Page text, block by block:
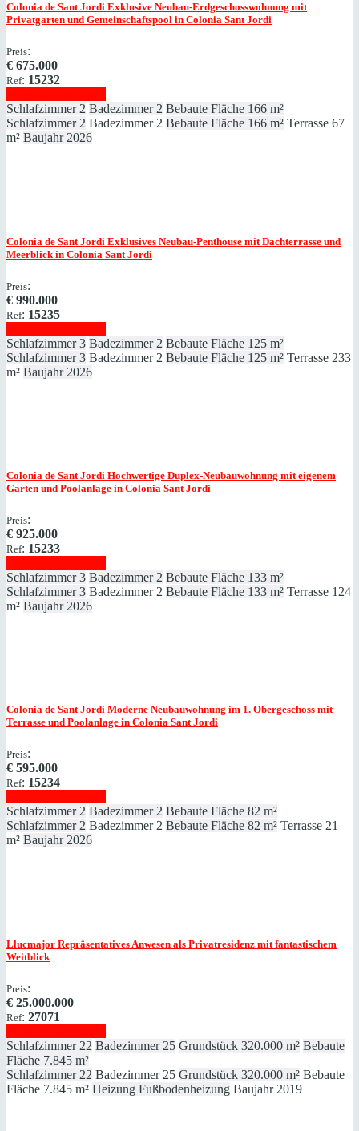
Colonia de Sant Jordi Exklusive Neubau-Erdgeschosswohnung mit
Privatgarten und Gemeinschaftspool in Colonia Sant Jordi
Preis:
€ 675.000
Ref: 15232
Schlafzimmer 2 Badezimmer 2 Bebaute Fläche 166 m²
Schlafzimmer 2 Badezimmer 2 Bebaute Fläche 166 m² Terrasse 67
m² Baujahr 2026
Colonia de Sant Jordi Exklusives Neubau-Penthouse mit Dachterrasse und
Meerblick in Colonia Sant Jordi
Preis:
€ 990.000
Ref: 15235
Schlafzimmer 3 Badezimmer 2 Bebaute Fläche 125 m²
Schlafzimmer 3 Badezimmer 2 Bebaute Fläche 125 m² Terrasse 233
m² Baujahr 2026
Colonia de Sant Jordi Hochwertige Duplex-Neubauwohnung mit eigenem
Garten und Poolanlage in Colonia Sant Jordi
Preis:
€ 925.000
Ref: 15233
Schlafzimmer 3 Badezimmer 2 Bebaute Fläche 133 m²
Schlafzimmer 3 Badezimmer 2 Bebaute Fläche 133 m² Terrasse 124
m² Baujahr 2026
Colonia de Sant Jordi Moderne Neubauwohnung im 1. Obergeschoss mit
Terrasse und Poolanlage in Colonia Sant Jordi
Preis:
€ 595.000
Ref: 15234
Schlafzimmer 2 Badezimmer 2 Bebaute Fläche 82 m²
Schlafzimmer 2 Badezimmer 2 Bebaute Fläche 82 m² Terrasse 21
m² Baujahr 2026
Llucmajor Repräsentatives Anwesen als Privatresidenz mit fantastischem
Weitblick
Preis:
€ 25.000.000
Ref: 27071
Schlafzimmer 22 Badezimmer 25 Grundstück 320.000 m² Bebaute
Fläche 7.845 m²
Schlafzimmer 22 Badezimmer 25 Grundstück 320.000 m² Bebaute
Fläche 7.845 m² Heizung Fußbodenheizung Baujahr 2019